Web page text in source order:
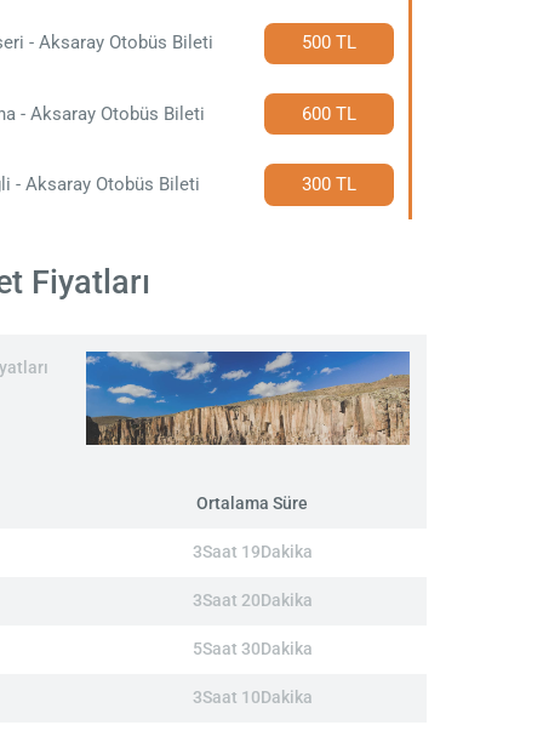
- Aksaray Otobüs Bileti 500 TL
- Aksaray Otobüs Bileti 600 TL
- Aksaray Otobüs Bileti 300 TL
Fiyatları
Ortalama Süre
3Saat 19Dakika
3Saat 20Dakika
5Saat 30Dakika
3Saat 10Dakika